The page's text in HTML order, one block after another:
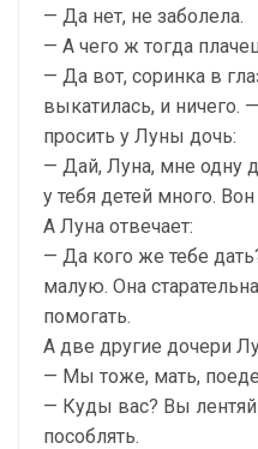
— Да нет, не заболела.
— А чего ж тогда
— Да вот, соринка в
выкатилась, и ничего.
просить у Луны дочь:
— Дай, Луна, мне одну
у тебя детей много.
А Луна отвечает:
— Да кого же тебе
малую. Она
помогать.
А две другие дочери
— Мы тоже, мать,
— Куды вас? Вы
пособлять.